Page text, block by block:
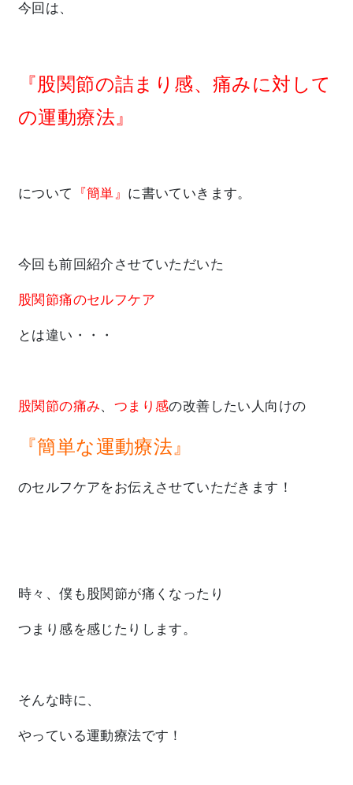
今回は、
『股関節の詰まり感、痛みに対して
の運動療法 』
について 『簡単』 に書いていきます。
今回も前回紹介させていただいた
股関節痛のセルフケア
とは違い・・・
股関節の痛み、 つまり感の改善したい人向けの
『簡単な運動療法』
のセルフケアをお伝えさせていただきます！
時々、僕も股関節が痛くなったり
つまり感を感じたりします。
そんな時に、
やっている運動療法です！